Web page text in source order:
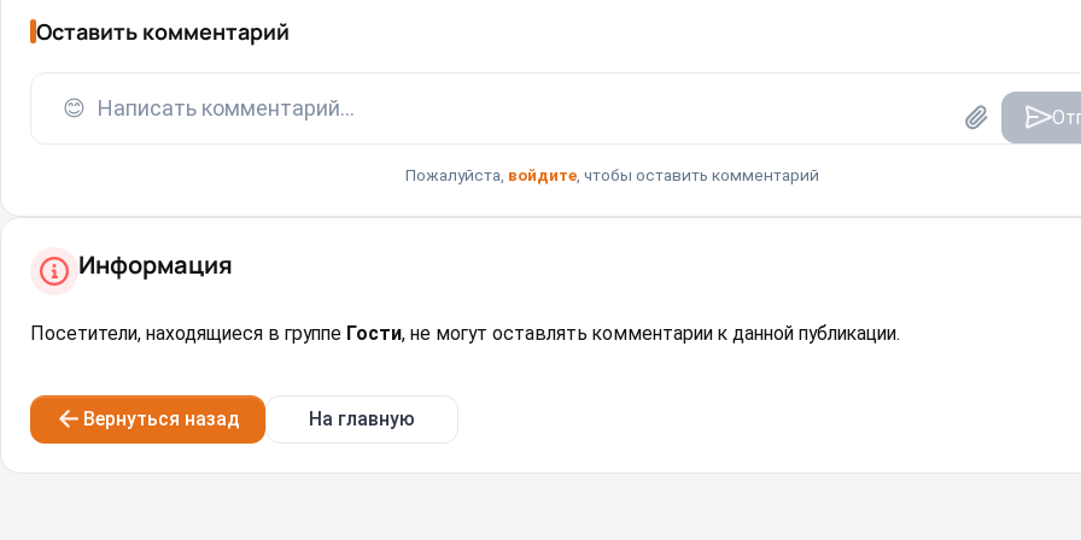
Оставить комментарий
😊 Написать комментарий...
Пожалуйста, войдите, чтобы оставить комментарий
Информация
Посетители, находящиеся в группе Гости, не могут оставлять комментарии к данной публикации.
Вернуться назад На главную